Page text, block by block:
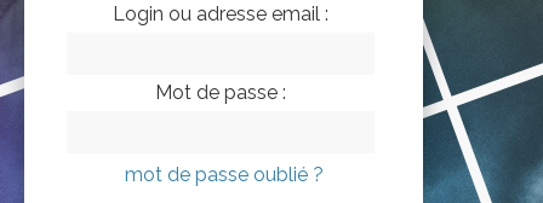
Login ou adresse email :
Mot de passe :
mot de passe oublié ?